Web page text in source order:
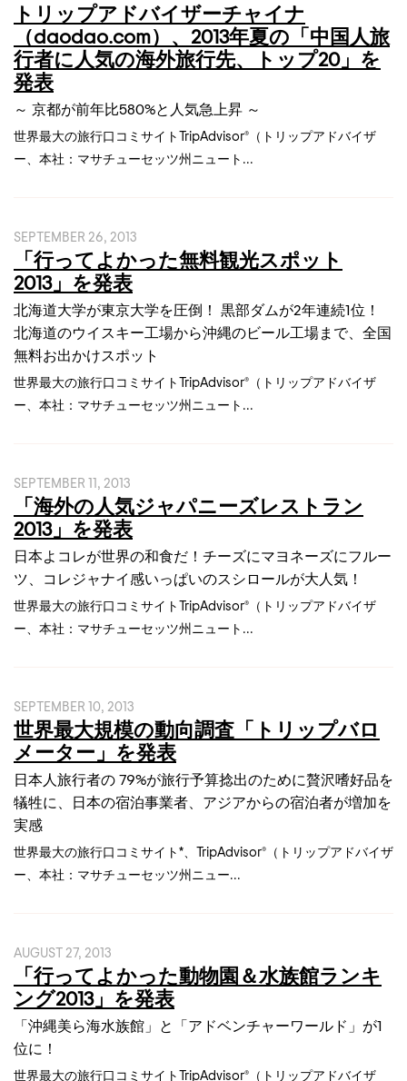
トリップアドバイザーチャイナ
（daodao.com）、2013年夏の「中国人旅
行者に人気の海外旅行先、トップ20」を
発表
～ 京都が前年比580%と人気急上昇 ～
世界最大の旅行口コミサイトTripAdvisor®（トリップアドバイザ
ー、本社：マサチューセッツ州ニュート...
SEPTEMBER 26, 2013
「行ってよかった無料観光スポット
2013」を発表
北海道大学が東京大学を圧倒！ 黒部ダムが2年連続1位！
北海道のウイスキー工場から沖縄のビール工場まで、全国
無料お出かけスポット
世界最大の旅行口コミサイトTripAdvisor®（トリップアドバイザ
ー、本社：マサチューセッツ州ニュート...
SEPTEMBER 11, 2013
「海外の人気ジャパニーズレストラン
2013」を発表
日本よコレが世界の和食だ！チーズにマヨネーズにフルー
ツ、コレジャナイ感いっぱいのスシロールが大人気！
世界最大の旅行口コミサイトTripAdvisor®（トリップアドバイザ
ー、本社：マサチューセッツ州ニュート...
SEPTEMBER 10, 2013
世界最大規模の動向調査「トリップバロ
メーター」を発表
日本人旅行者の 79%が旅行予算捻出のために贅沢嗜好品を
犠牲に、日本の宿泊事業者、アジアからの宿泊者が増加を
実感
世界最大の旅行口コミサイト*、TripAdvisor®（トリップアドバイザ
ー、本社：マサチューセッツ州ニュー...
AUGUST 27, 2013
「行ってよかった動物園＆水族館ランキ
ング2013」を発表
「沖縄美ら海水族館」と「アドベンチャーワールド」が1
位に！
世界最大の旅行口コミサイトTripAdvisor®（トリップアドバイザ